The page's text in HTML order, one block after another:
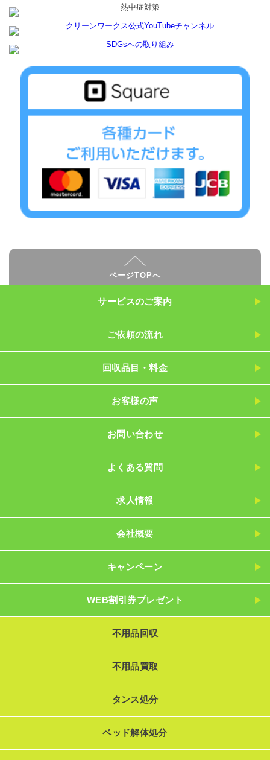
ページTOPへ
サービスのご案内
ご依頼の流れ
回収品目・料金
お客様の声
お問い合わせ
よくある質問
求人情報
会社概要
キャンペーン
WEB割引券プレゼント
不用品回収
不用品買取
タンス処分
ベッド解体処分